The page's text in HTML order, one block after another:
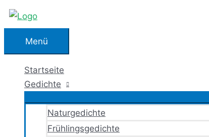
Zum
springenMenü
Menü
Startseite
Gedichte
Naturgedichte
Frühlingsgedichte